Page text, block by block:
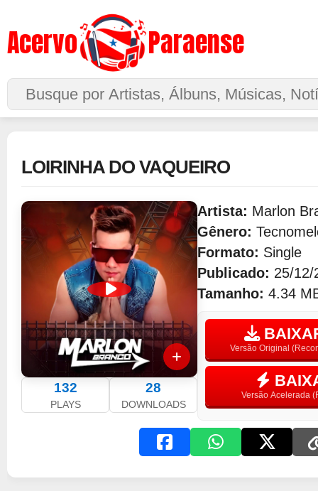
Acervo Paraense
Buscar no Site
LOIRINHA DO VAQUEIRO
132
PLAYS
28
DOWNLOADS
Artista: Marlon
Gênero:
Formato: Single
Publicado: 25/12/
Tamanho: 4.34
Versão Original
Versão Acelerada